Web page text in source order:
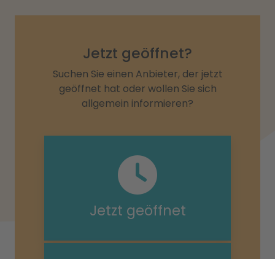
Jetzt geöffnet?
Suchen Sie einen Anbieter, der jetzt
geöffnet hat oder wollen Sie sich
allgemein informieren?
Jetzt geöffnet